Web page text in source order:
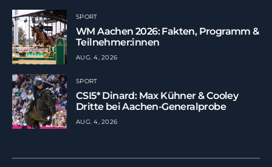
SPORT
WM Aachen 2026: Fakten, Programm &
Teilnehmer:innen
AUG. 4, 2026
SPORT
CSI5* Dinard: Max Kühner & Cooley
Dritte bei Aachen-Generalprobe
AUG. 4, 2026